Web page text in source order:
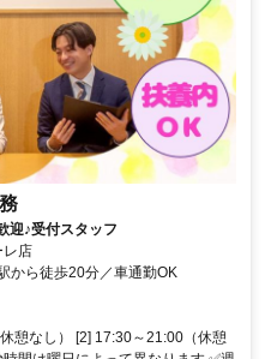
♪受付スタッフ
店
から徒歩20分／車通勤OK
憩なし） [2] 17:30～21:00（休憩